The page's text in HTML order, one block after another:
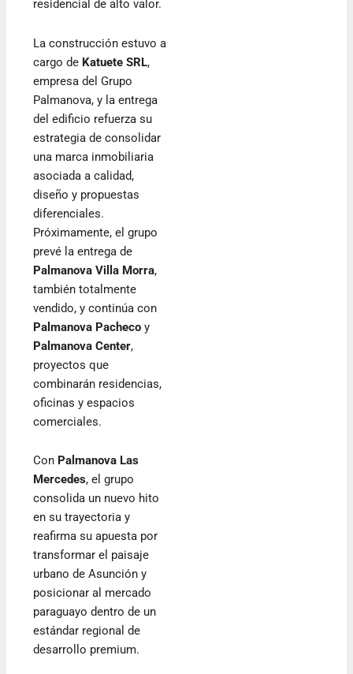
residencial de alto valor.
La construcción estuvo a
cargo de Katuete SRL,
empresa del Grupo
Palmanova, y la entrega
del edificio refuerza su
estrategia de consolidar
una marca inmobiliaria
asociada a calidad,
diseño y propuestas
diferenciales.
Próximamente, el grupo
prevé la entrega de
Palmanova Villa Morra,
también totalmente
vendido, y continúa con
Palmanova Pacheco y
Palmanova Center,
proyectos que
combinarán residencias,
oficinas y espacios
comerciales.
Con Palmanova Las
Mercedes, el grupo
consolida un nuevo hito
en su trayectoria y
reafirma su apuesta por
transformar el paisaje
urbano de Asunción y
posicionar al mercado
paraguayo dentro de un
estándar regional de
desarrollo premium.